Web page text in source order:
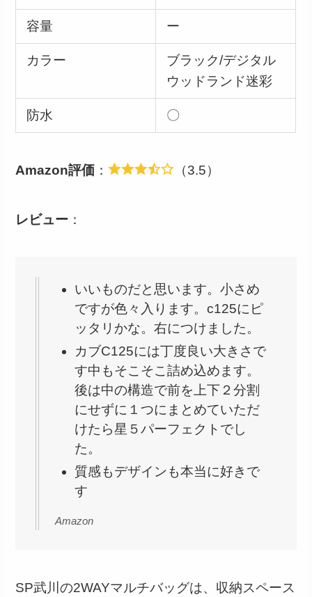
容量 ー
カラー
ブラック/デジタル
ウッドランド迷彩
防水 〇
Amazon評価 ： （3.5）
レビュー ：
いいものだと思います。小さめ
ですが色々入ります。c125にピ
ッタリかな。右につけました。
カブC125には丁度良い大きさで
す中もそこそこ詰め込めます。
後は中の構造で前を上下２分割
にせずに１つにまとめていただ
けたら星５パーフェクトでし
た。
質感もデザインも本当に好きで
す
Amazon
SP武川の2WAYマルチバッグは、収納スペース